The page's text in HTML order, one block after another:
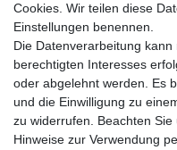
Cookies. Wir teilen diese
Einstellungen benennen.
Die Datenverarbeitung
berechtigten Interesses
oder abgelehnt werden. Es
und die Einwilligung zu
zu widerrufen. Beachten Sie
Hinweise zur Verwendung